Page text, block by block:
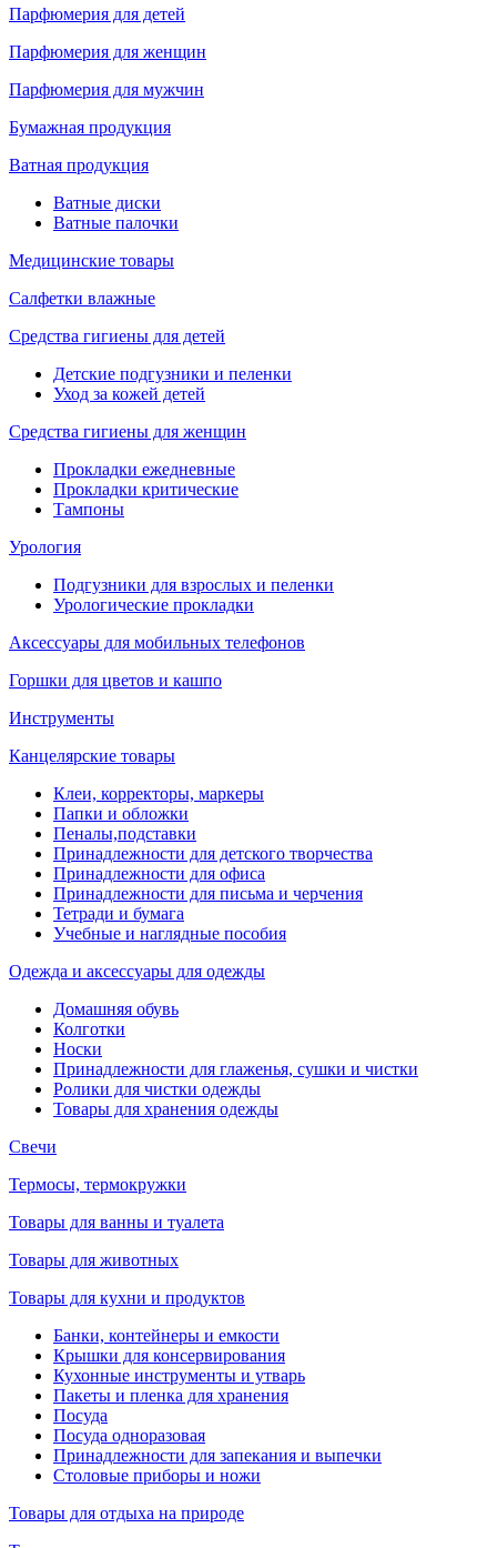
Парфюмерия для детей
Парфюмерия для женщин
Парфюмерия для мужчин
Бумажная продукция
Ватная продукция
Ватные диски
Ватные палочки
Медицинские товары
Салфетки влажные
Средства гигиены для детей
Детские подгузники и пеленки
Уход за кожей детей
Средства гигиены для женщин
Прокладки ежедневные
Прокладки критические
Тампоны
Урология
Подгузники для взрослых и пеленки
Урологические прокладки
Аксессуары для мобильных телефонов
Горшки для цветов и кашпо
Инструменты
Канцелярские товары
Клеи, корректоры, маркеры
Папки и обложки
Пеналы,подставки
Принадлежности для детского творчества
Принадлежности для офиса
Принадлежности для письма и черчения
Тетради и бумага
Учебные и наглядные пособия
Одежда и аксессуары для одежды
Домашняя обувь
Колготки
Носки
Принадлежности для глаженья, сушки и чистки
Ролики для чистки одежды
Товары для хранения одежды
Свечи
Термосы, термокружки
Товары для ванны и туалета
Товары для животных
Товары для кухни и продуктов
Банки, контейнеры и емкости
Крышки для консервирования
Кухонные инструменты и утварь
Пакеты и пленка для хранения
Посуда
Посуда одноразовая
Принадлежности для запекания и выпечки
Столовые приборы и ножи
Товары для отдыха на природе